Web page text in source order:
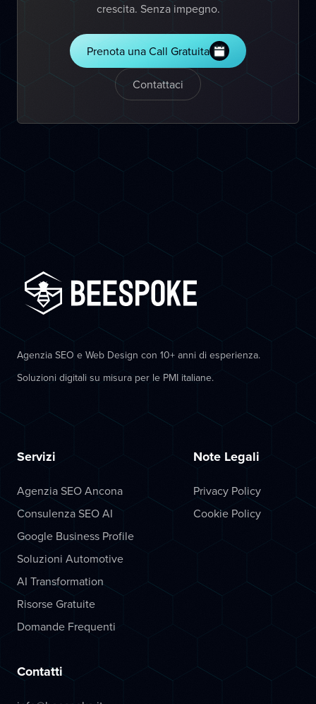
crescita. Senza impegno.
Prenota una Call Gratuita
Contattaci
Agenzia SEO e Web Design con 10+ anni di esperienza.
Soluzioni digitali su misura per le PMI italiane.
Servizi
Agenzia SEO Ancona
Consulenza SEO AI
Google Business Profile
Soluzioni Automotive
AI Transformation
Risorse Gratuite
Domande Frequenti
Note Legali
Privacy Policy
Cookie Policy
Contatti